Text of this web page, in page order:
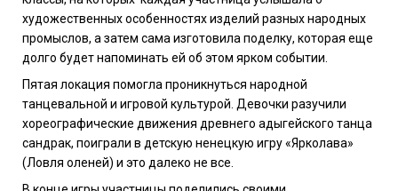
художественных особенностях изделий разных народных
промыслов, а затем сама изготовила поделку, которая еще
долго будет напоминать ей об этом ярком событии.
Пятая локация помогла проникнуться народной
танцевальной и игровой культурой. Девочки разучили
хореографические движения древнего адыгейского танца
сандрак, поиграли в детскую ненецкую игру «Ярколава»
(Ловля оленей) и это далеко не все.